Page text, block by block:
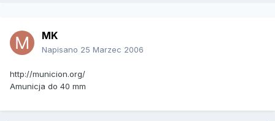
MK
Napisano 25 Marzec 2006
http://municion.org/
Amunicja do 40 mm